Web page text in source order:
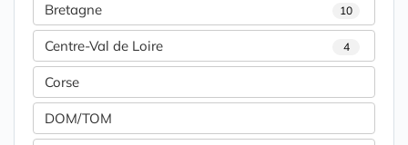
Bretagne 10
Centre-Val de Loire 4
Corse
DOM/TOM